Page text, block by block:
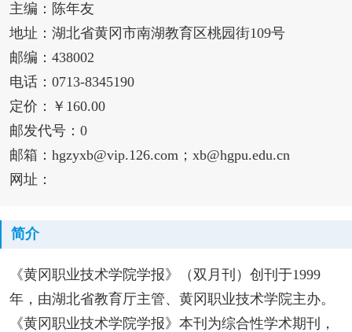
主编：陈年友
地址：湖北省黄冈市南湖教育区桃园街109号
邮编：438002
电话：0713-8345190
定价：￥160.00
邮发代号：0
邮箱：hgzyxb@vip.126.com；xb@hgpu.edu.cn
网址：
简介
《黄冈职业技术学院学报》（双月刊）创刊于1999
年，由湖北省教育厅主管、黄冈职业技术学院主办。
《黄冈职业技术学院学报》本刊为综合性学术期刊，